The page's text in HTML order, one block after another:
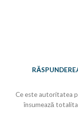
Ce este
însumează